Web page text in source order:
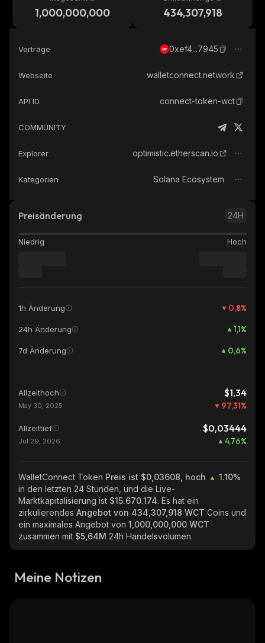
1,000,000,000 434,307,918
Verträge 0xef4...7945
Webseite walletconnect.network
API ID connect-token-wct
COMMUNITY
Explorer optimistic.etherscan.io
Kategorien Solana Ecosystem
Preisänderung 24H
Niedrig Hoch
1h Änderung 0,8%
24h Änderung 1,1%
7d Änderung 0,6%
Allzeithoch $1,34
May 30, 2025 97,31%
Allzeittief $0,03444
Jul 29, 2026 4,76%
WalletConnect Token Preis ist $0,03608, hoch
1.10%
in den letzten 24 Stunden, und die Live-
Marktkapitalisierung ist $15.670.174. Es hat ein
zirkulierendes Angebot von 434,307,918 WCT Coins und
ein maximales Angebot von 1,000,000,000 WCT
zusammen mit $5,64M 24h Handelsvolumen.
Meine Notizen